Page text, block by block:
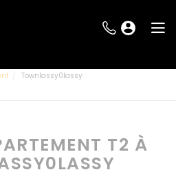
Townlassy0lassy
T2 À